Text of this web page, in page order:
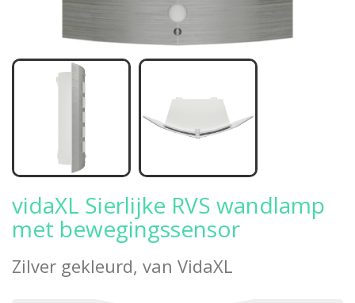
vidaXL Sierlijke RVS wandlamp
met bewegingssensor
Zilver gekleurd, van VidaXL